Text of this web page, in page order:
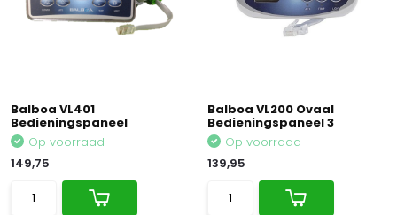
Balboa VL401
Bedieningspaneel
Op voorraad
149,75
Balboa VL200 Ovaal
Bedieningspaneel 3
Op voorraad
139,95